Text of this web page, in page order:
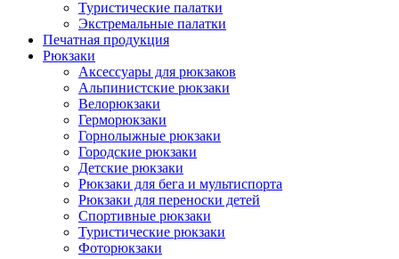
Туристические палатки
Экстремальные палатки
Печатная продукция
Рюкзаки
Аксессуары для рюкзаков
Альпинистские рюкзаки
Велорюкзаки
Герморюкзаки
Горнолыжные рюкзаки
Городские рюкзаки
Детские рюкзаки
Рюкзаки для бега и мультиспорта
Рюкзаки для переноски детей
Спортивные рюкзаки
Туристические рюкзаки
Фоторюкзаки